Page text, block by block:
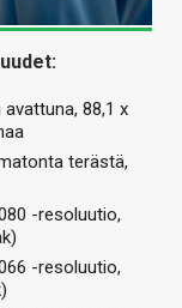
88,1 x
terästä,
-resoluutio,
-resoluutio,